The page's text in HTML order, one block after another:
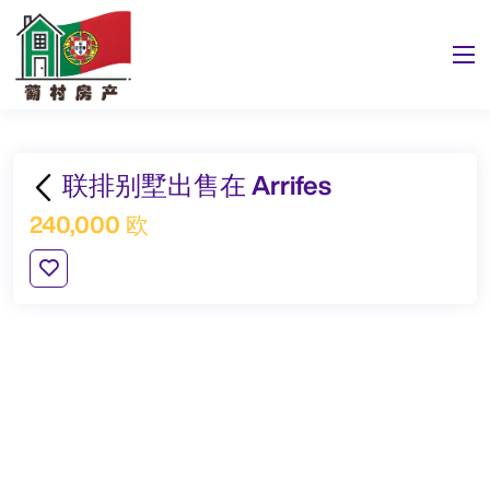
联排别墅出售在 Arrifes
240,000 欧